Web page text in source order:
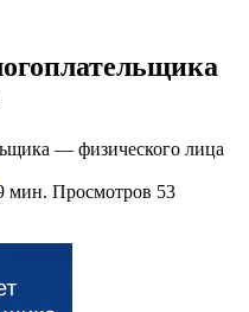
мин. Просмотров 53